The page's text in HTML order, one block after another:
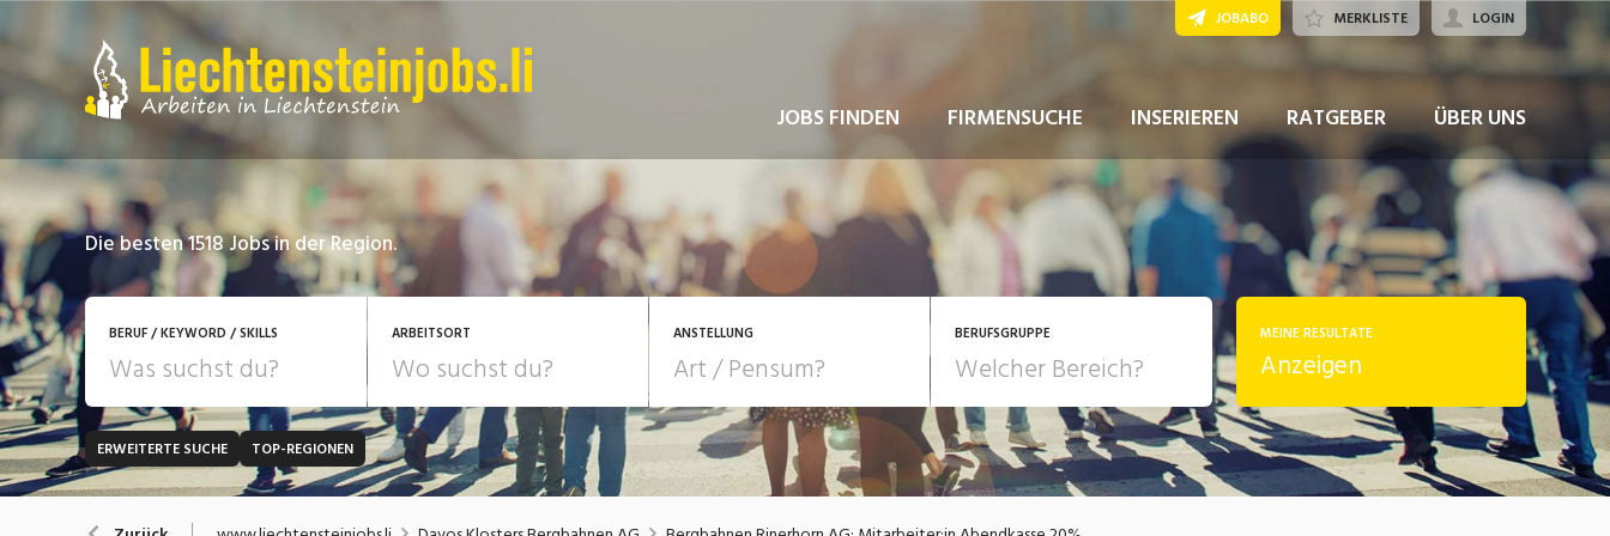
JOBS FINDEN FIRMENSUCHE INSERIEREN RATGEBER ÜBER UNS
JOBABO MERKLISTE LOGIN
Die besten 1518 Jobs in der Region.
BERUF / KEYWORD / SKILLS ARBEITSORT ANSTELLUNG
JOB-TYP 10-100%Pensum
Festanstellung
Temporär (befristet)
POSITION
Führungsposition
BERUFSGRUPPE
Bank, Versicherung Bau, Handwerk, Elektro Bildung, Kunst, Design, Soziale
Berufe, Sport
Einkauf, Logistik, Transport,
MEINE RESULTATE
Anzeigen
ERWEITERTE SUCHE TOP-REGIONEN
JETZT BEWERBEN